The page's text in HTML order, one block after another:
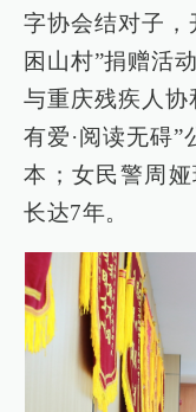
字协会结对子，
困山村”捐赠活
与重庆残疾人协
有爱·阅读无碍”
本；女民警周
长达7年。